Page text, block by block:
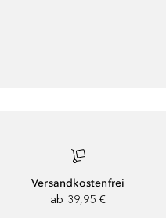
Versandkostenfrei
ab 39,95 €